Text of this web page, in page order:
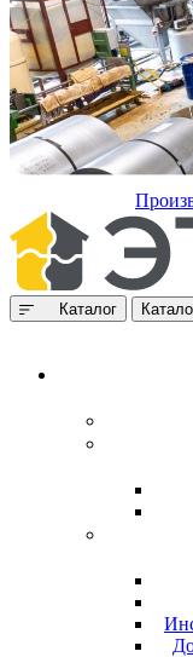
Каталог